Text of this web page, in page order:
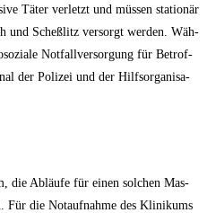
Täter ver­letzt und müs­sen sta­tio­när
und Scheß­litz ver­sorgt wer­den. Wäh­
Not­fall­ver­sor­gung für Betrof­
der Poli­zei und der Hilfs­or­ga­ni­sa­
die Abläu­fe für einen sol­chen Mas­
Für die Not­auf­nah­me des Kli­ni­kums